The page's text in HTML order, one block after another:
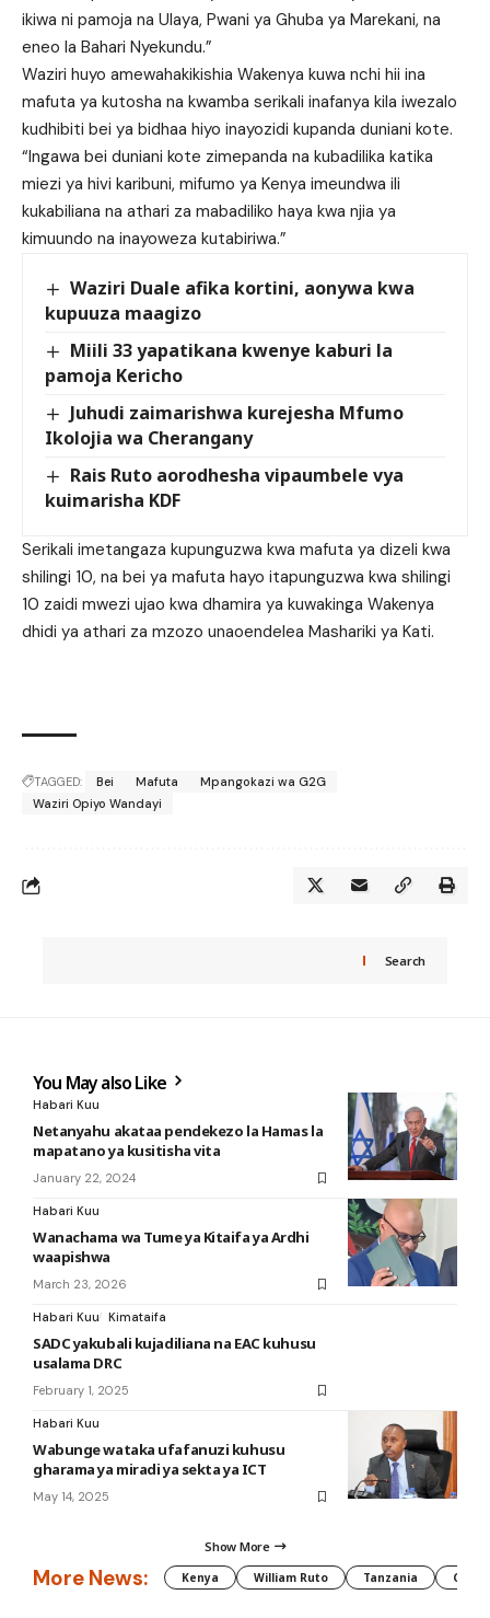
ikiwa ni pamoja na Ulaya, Pwani ya Ghuba ya Marekani, na
eneo la Bahari Nyekundu.”
Waziri huyo amewahakikishia Wakenya kuwa nchi hii ina
mafuta ya kutosha na kwamba serikali inafanya kila iwezalo
kudhibiti bei ya bidhaa hiyo inayozidi kupanda duniani kote.
“Ingawa bei duniani kote zimepanda na kubadilika katika
miezi ya hivi karibuni, mifumo ya Kenya imeundwa ili
kukabiliana na athari za mabadiliko haya kwa njia ya
kimuundo na inayoweza kutabiriwa.”
Waziri Duale afika kortini, aonywa kwa
kupuuza maagizo
Miili 33 yapatikana kwenye kaburi la
pamoja Kericho
Juhudi zaimarishwa kurejesha Mfumo
Ikolojia wa Cherangany
Rais Ruto aorodhesha vipaumbele vya
kuimarisha KDF
Serikali imetangaza kupunguzwa kwa mafuta ya dizeli kwa
shilingi 10, na bei ya mafuta hayo itapunguzwa kwa shilingi
10 zaidi mwezi ujao kwa dhamira ya kuwakinga Wakenya
dhidi ya athari za mzozo unaoendelea Mashariki ya Kati.
TAGGED: Bei Mafuta
Mpangokazi wa G2G
Waziri Opiyo Wandayi
Search
You May also Like
Habari Kuu
Netanyahu akataa pendekezo la Hamas la
mapatano ya kusitisha vita
January 22, 2024
Habari Kuu
Wanachama wa Tume ya Kitaifa ya Ardhi
waapishwa
March 23, 2026
Habari Kuu Kimataifa
SADC yakubali kujadiliana na EAC kuhusu
usalama DRC
February 1, 2025
Habari Kuu
Wabunge wataka ufafanuzi kuhusu
gharama ya miradi ya sekta ya ICT
May 14, 2025
Show More
More News: Kenya William Ruto Tanzania CAF